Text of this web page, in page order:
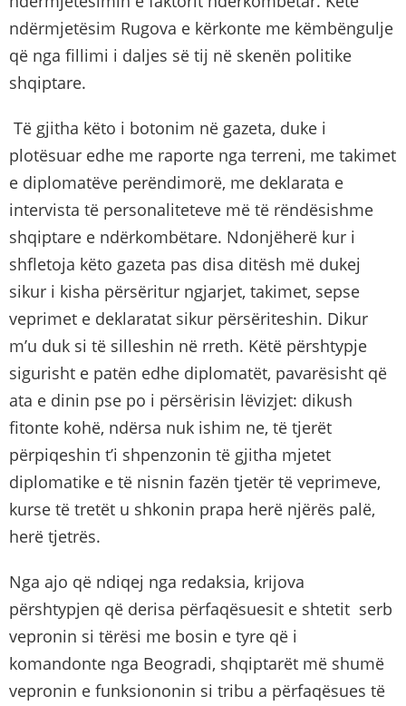
ndërmjetësim Rugova e kërkonte me këmbëngulje
që nga fillimi i daljes së tij në skenën politike
shqiptare.
Të gjitha këto i botonim në gazeta, duke i
plotësuar edhe me raporte nga terreni, me takimet
e diplomatëve perëndimorë, me deklarata e
intervista të personaliteteve më të rëndësishme
shqiptare e ndërkombëtare. Ndonjëherë kur i
shfletoja këto gazeta pas disa ditësh më dukej
sikur i kisha përsëritur ngjarjet, takimet, sepse
veprimet e deklaratat sikur përsëriteshin. Dikur
m’u duk si të silleshin në rreth. Këtë përshtypje
sigurisht e patën edhe diplomatët, pavarësisht që
ata e dinin pse po i përsërisin lëvizjet: dikush
fitonte kohë, ndërsa nuk ishim ne, të tjerët
përpiqeshin t’i shpenzonin të gjitha mjetet
diplomatike e të nisnin fazën tjetër të veprimeve,
kurse të tretët u shkonin prapa herë njërës palë,
herë tjetrës.
Nga ajo që ndiqej nga redaksia, krijova
përshtypjen që derisa përfaqësuesit e shtetit serb
vepronin si tërësi me bosin e tyre që i
komandonte nga Beogradi, shqiptarët më shumë
vepronin e funksiononin si tribu a përfaqësues të